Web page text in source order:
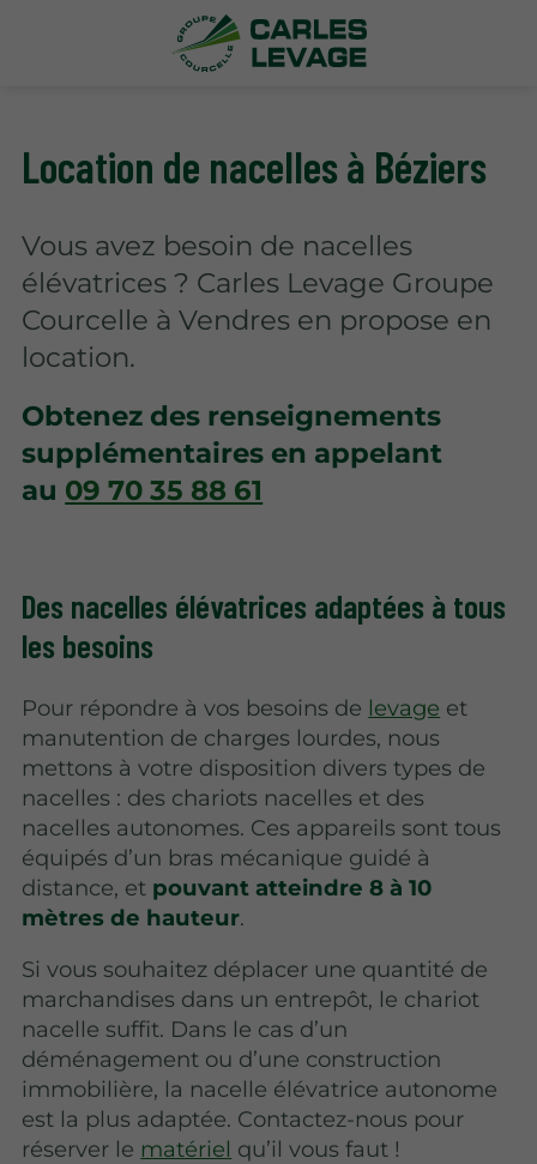
Location de nacelles à Béziers
Vous avez besoin de nacelles
élévatrices ? Carles Levage Groupe
Courcelle à Vendres en propose en
location.
Obtenez des renseignements
supplémentaires en appelant
au 09 70 35 88 61
Des nacelles élévatrices adaptées à tous
les besoins
Pour répondre à vos besoins de levage et
manutention de charges lourdes, nous
mettons à votre disposition divers types de
nacelles : des chariots nacelles et des
nacelles autonomes. Ces appareils sont tous
équipés d’un bras mécanique guidé à
distance, et pouvant atteindre 8 à 10
mètres de hauteur.
Si vous souhaitez déplacer une quantité de
marchandises dans un entrepôt, le chariot
nacelle suffit. Dans le cas d’un
déménagement ou d’une construction
immobilière, la nacelle élévatrice autonome
est la plus adaptée. Contactez-nous pour
réserver le matériel qu’il vous faut !